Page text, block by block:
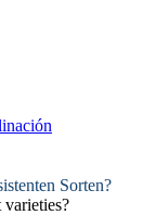
Sorten?
varieties?